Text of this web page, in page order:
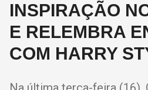
INSPIRAÇÃO
E RELEMBRA
COM HARRY